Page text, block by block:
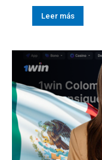
Leer más